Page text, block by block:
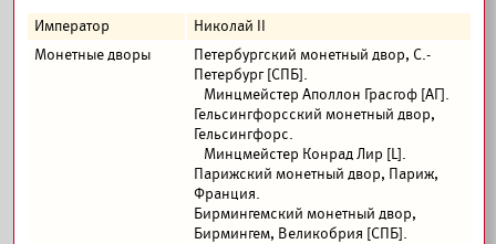
Император
Николай II
Монетные дворы
Петербургский монетный двор, С.-
Петербург [СПБ].
Минцмейстер Аполлон Грасгоф [АГ].
Гельсингфорсский монетный двор,
Гельсингфорс.
Минцмейстер Конрад Лир [L].
Парижский монетный двор, Париж,
Франция.
Бирмингемский монетный двор,
Бирмингем, Великобрия [СПБ].